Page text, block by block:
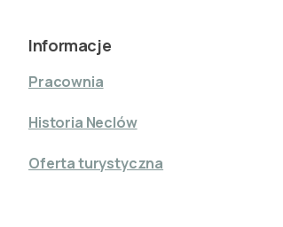
Informacje
Pracownia
Historia Neclów
Oferta turystyczna